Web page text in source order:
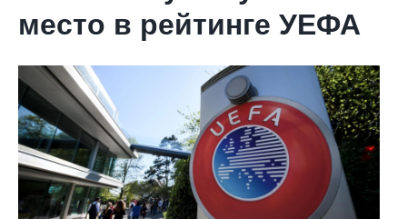
место в рейтинге УЕФА